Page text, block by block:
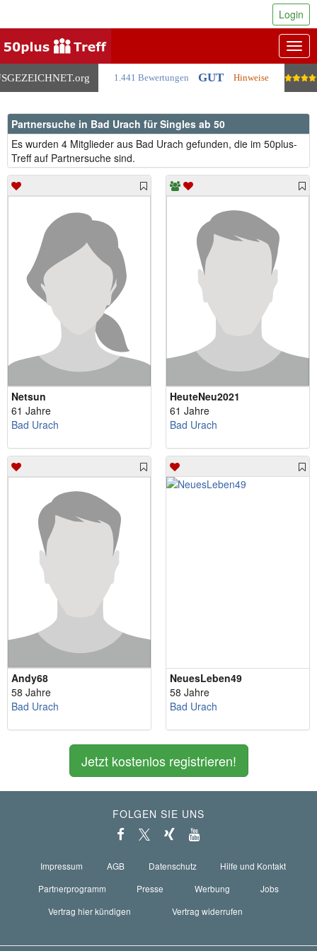
.org 1.441 Bewertungen GUT Hinweise
Login
Partnersuche in Bad Urach für Singles ab 50
Es wurden 4 Mitglieder aus Bad Urach gefunden, die im 50plus-
Treff auf Partnersuche sind.
Netsun
61 Jahre
Bad Urach
HeuteNeu2021
61 Jahre
Bad Urach
Andy68
58 Jahre
Bad Urach
NeuesLeben49
58 Jahre
Bad Urach
Jetzt kostenlos registrieren!
FOLGEN SIE UNS
Impressum AGB Datenschutz
Hilfe und Kontakt
Partnerprogramm
Presse Werbung
Jobs
Vertrag hier kündigen
Vertrag widerrufen